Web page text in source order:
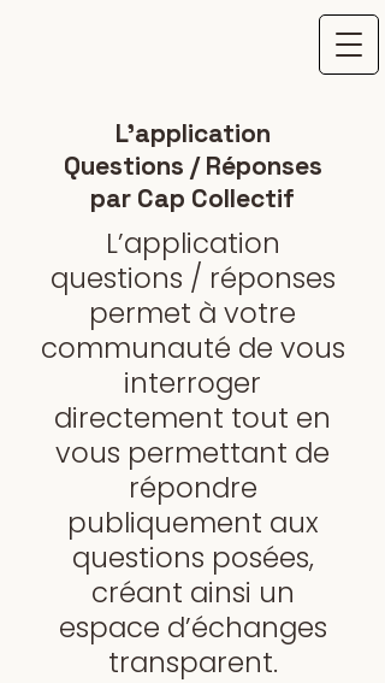
L'application
Questions / Réponses
par Cap Collectif
L’application
questions / réponses
permet à votre
communauté de vous
interroger
directement tout en
vous permettant de
répondre
publiquement aux
questions posées,
créant ainsi un
espace d’échanges
transparent.